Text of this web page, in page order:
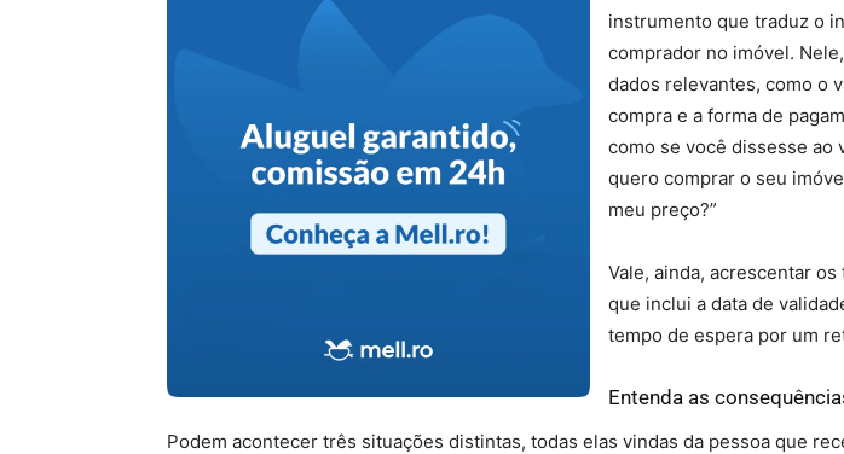
instrumento que traduz o
comprador no imóvel.
dados relevantes, como o
compra e a forma de
como se você dissesse ao
quero comprar o seu
meu preço?”
Vale, ainda, acrescentar
que inclui a data de
tempo de espera por um
Entenda as
Podem acontecer três situações distintas, todas elas vindas da pessoa que